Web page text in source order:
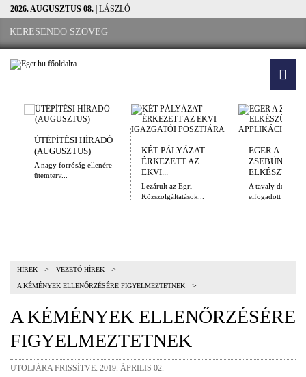
2026. AUGUSZTUS 08. | LÁSZLÓ
ÚTÉPÍTÉSI HÍRADÓ
(AUGUSZTUS)
A nagy forróság ellenére
ütemterv...
KÉT PÁLYÁZAT
ÉRKEZETT AZ
EKVI...
Lezárult az Egri
Közszolgáltatások...
EGER A
ELKÉSZÜLT
A tavaly
elfogadott
HÍREK > VEZETŐ HÍREK >
A KÉMÉNYEK ELLENŐRZÉSÉRE FIGYELMEZTETNEK >
A KÉMÉNYEK ELLENŐRZÉSÉRE
FIGYELMEZTETNEK
UTOLJÁRA FRISSÍTVE: 2019. ÁPRILIS 02.